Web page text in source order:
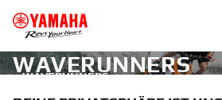
WAVERUNNERS
WAVERUNNERS